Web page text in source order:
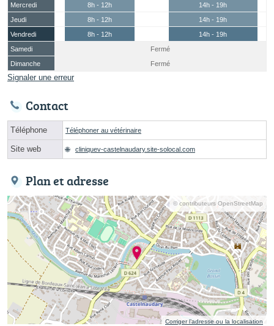
Mercredi
8h - 12h
14h - 19h
Jeudi
8h - 12h
14h - 19h
Vendredi
8h - 12h
14h - 19h
Samedi
Fermé
Dimanche
Fermé
Signaler une erreur
Contact
Téléphone Téléphoner au vétérinaire
Site web cliniquev-castelnaudary.site-solocal.com
Plan et adresse
© contributeurs OpenStreetMap
Corriger l’adresse ou la localisation